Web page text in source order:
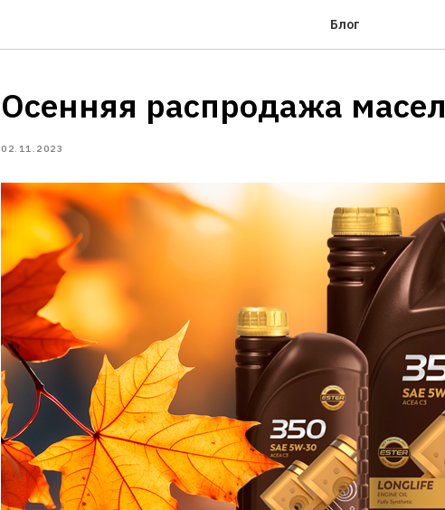
Блог
Осенняя распродажа масел
02.11.2023